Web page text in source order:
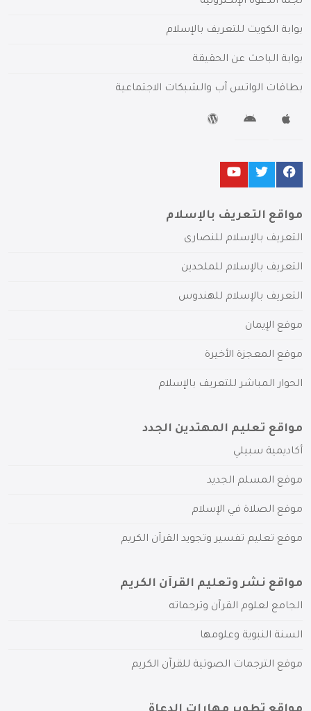
بوابة الكويت للتعريف بالإسلام
بوابة الباحث عن الحقيقة
بطاقات الواتس آب والشبكات الاجتماعية
مواقع التعريف بالإسلام
التعريف بالإسلام للنصارى
التعريف بالإسلام للملحدين
التعريف بالإسلام للهندوس
موقع الإيمان
موقع المعجزة الأخيرة
الحوار المباشر للتعريف بالإسلام
مواقع تعليم المهتدين الجدد
أكاديمية سبيلي
موقع المسلم الجديد
موقع الصلاة في الإسلام
موقع تعليم تفسير وتجويد القرآن الكريم
مواقع نشر وتعليم القرآن الكريم
الجامع لعلوم القرآن وترجماته
السنة النبوية وعلومها
موقع الترجمات الصوتية للقرآن الكريم